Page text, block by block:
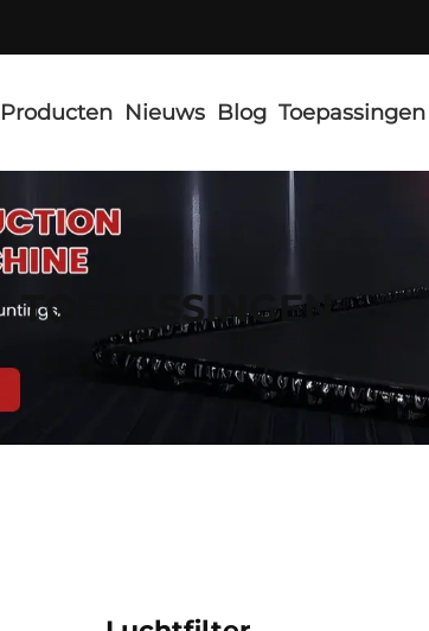
Producten Nieuws Blog Toepassingen
TOEPASSINGEN